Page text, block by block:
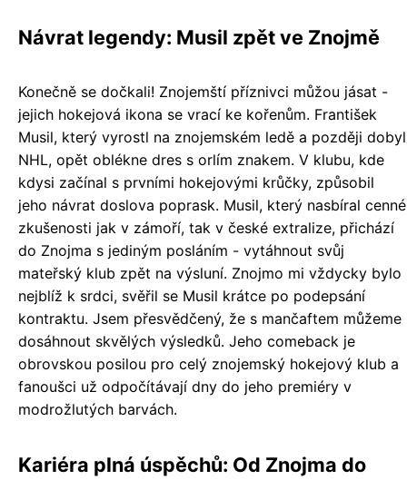
Návrat legendy: Musil zpět ve Znojmě
Konečně se dočkali! Znojemští příznivci můžou jásat -
jejich hokejová ikona se vrací ke kořenům. František
Musil, který vyrostl na znojemském ledě a později dobyl
NHL, opět oblékne dres s orlím znakem. V klubu, kde
kdysi začínal s prvními hokejovými krůčky, způsobil
jeho návrat doslova poprask. Musil, který nasbíral cenné
zkušenosti jak v zámoří, tak v české extralize, přichází
do Znojma s jediným posláním - vytáhnout svůj
mateřský klub zpět na výsluní. Znojmo mi vždycky bylo
nejblíž k srdci, svěřil se Musil krátce po podepsání
kontraktu. Jsem přesvědčený, že s mančaftem můžeme
dosáhnout skvělých výsledků. Jeho comeback je
obrovskou posilou pro celý znojemský hokejový klub a
fanoušci už odpočítávají dny do jeho premiéry v
modrožlutých barvách.
Kariéra plná úspěchů: Od Znojma do